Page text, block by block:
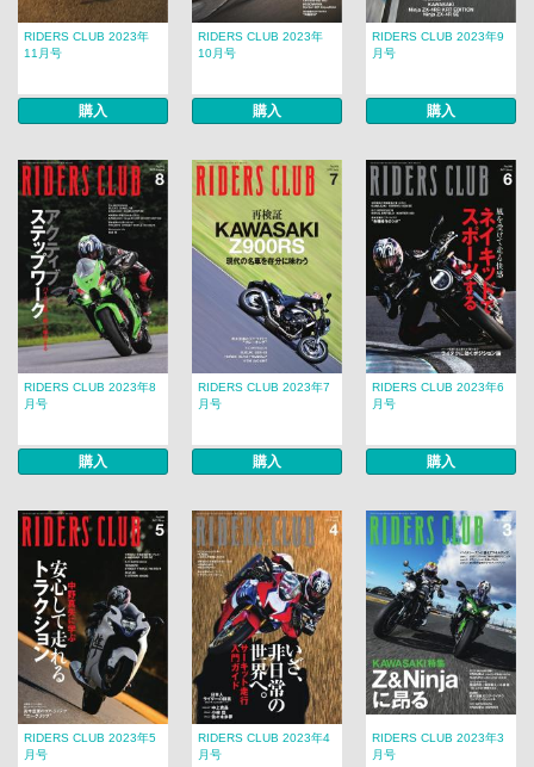
RIDERS CLUB 2023年
11月号
購入
RIDERS CLUB 2023年
10月号
購入
RIDERS CLUB 2023年9
月号
購入
RIDERS CLUB 2023年8
月号
購入
RIDERS CLUB 2023年7
月号
購入
RIDERS CLUB 2023年6
月号
購入
RIDERS CLUB 2023年5
月号
RIDERS CLUB 2023年4
月号
RIDERS CLUB 2023年3
月号